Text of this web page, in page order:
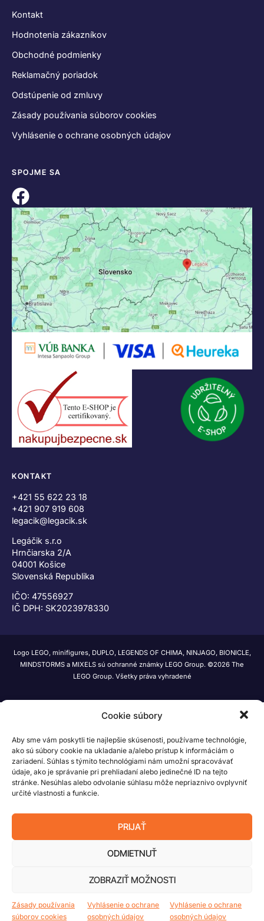
Cookie súbory
Aby sme vám poskytli tie najlepšie skúsenosti, používame technológie,
ako sú súbory cookie na ukladanie a/alebo prístup k informáciám o
zariadení. Súhlas s týmito technológiami nám umožní spracovávať
údaje, ako je správanie pri prehliadaní alebo jedinečné ID na tejto
stránke. Nesúhlas alebo odvolanie súhlasu môže nepriaznivo ovplyvniť
určité vlastnosti a funkcie.
PRIJAŤ
ODMIETNUŤ
ZOBRAZIŤ MOŽNOSTI
Zásady používania
súborov cookies
Vyhlásenie o ochrane
osobných údajov
Vyhlásenie o ochrane
osobných údajov
Kontakt
Hodnotenia zákazníkov
Obchodné podmienky
Reklamačný poriadok
Odstúpenie od zmluvy
Zásady používania súborov cookies
Vyhlásenie o ochrane osobných údajov
SPOJME SA
KONTAKT
+421 55 622 23 18
+421 907 919 608
legacik@legacik.sk
Legáčik s.r.o
Hrnčiarska 2/A
04001 Košice
Slovenská Republika
IČO: 47556927
IČ DPH: SK2023978330
Logo LEGO, minifigures, DUPLO, LEGENDS OF CHIMA, NINJAGO, BIONICLE,
MINDSTORMS a MIXELS sú ochranné známky LEGO Group. ©2026 The
LEGO Group. Všetky práva vyhradené